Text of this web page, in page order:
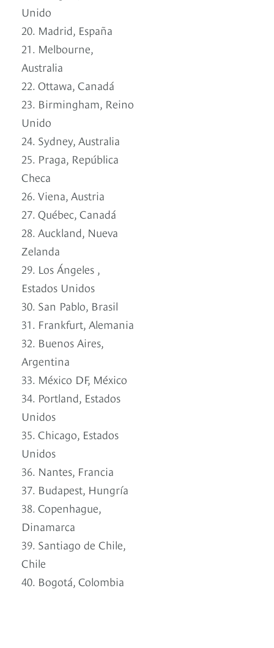
Unido
20. Madrid, España
21. Melbourne,
Australia
22. Ottawa, Canadá
23. Birmingham, Reino
Unido
24. Sydney, Australia
25. Praga, República
Checa
26. Viena, Austria
27. Québec, Canadá
28. Auckland, Nueva
Zelanda
29. Los Ángeles ,
Estados Unidos
30. San Pablo, Brasil
31. Frankfurt, Alemania
32. Buenos Aires,
Argentina
33. México DF, México
34. Portland, Estados
Unidos
35. Chicago, Estados
Unidos
36. Nantes, Francia
37. Budapest, Hungría
38. Copenhague,
Dinamarca
39. Santiago de Chile,
Chile
40. Bogotá, Colombia